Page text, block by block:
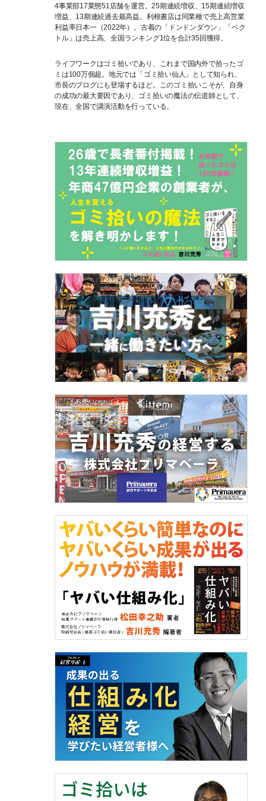
4事業部17業態51店舗を運営。25期連続増収、15期連続増収
増益、13期連続過去最高益。利根書店は同業種で売上高営業
利益率日本一（2022年）。古着の「ドンドンダウン」「ベク
トル」は売上高、全国ランキング1位を合計35回獲得。
ライフワークはゴミ拾いであり、これまで国内外で拾ったゴ
ミは100万個超。地元では「ゴミ拾い仙人」として知られ、
市長のブログにも登場するほど。このゴミ拾いこそが、自身
の成功の最大要因であり、ゴミ拾いの魔法の伝道師として、
現在、全国で講演活動を行っている。